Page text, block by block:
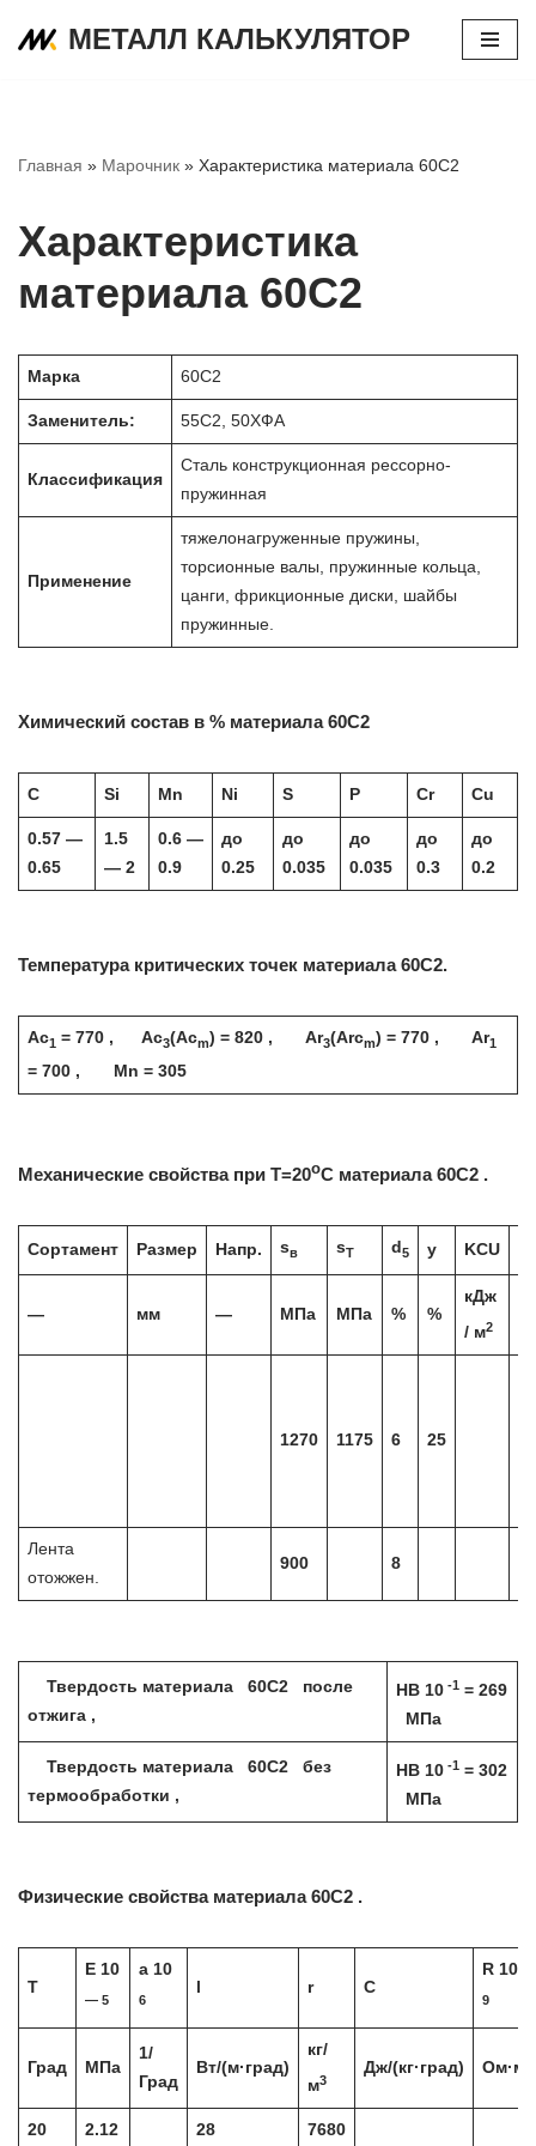
МЕТАЛЛ КАЛЬКУЛЯТОР
Главная » Марочник » Характеристика материала 60С2
Характеристика
материала 60С2
Марка 60С2
Заменитель: 55С2, 50ХФА
Классификация
Сталь конструкционная рессорно-
пружинная
Применение
тяжелонагруженные пружины,
торсионные валы, пружинные кольца,
цанги, фрикционные диски, шайбы
пружинные.
Химический состав в % материала 60С2
C Si Mn Ni S P Cr Cu
0.57 —
0.65
1.5
— 2
0.6 —
0.9
до
0.25
до
0.035
до
0.035
до
0.3
до
0.2
Температура критических точек материала 60С2.
Ac1 = 770 , Ac3(Acm) = 820 , Ar3(Arcm) = 770 , Ar1
= 700 , Mn = 305
Механические свойства при Т=20oС материала 60С2 .
Сортамент Размер Напр. sв sT d 5 y KCU
— мм — МПа МПа % %
кДж
/ м2
1270 1175 6 25
Лента
отожжен.
900 8
Твердость материала 60С2 после
отжига ,
HB 10 -1= 269
МПа
Твердость материала 60С2 без
термообработки ,
HB 10 -1= 302
МПа
Физические свойства материала 60С2 .
T
E 10
— 5
a 10
6
r C
R 10
9
Град МПа
1/
Град
Вт/(м·град)
кг/
м3
Дж/(кг·град) Ом·м
20 2.12 28 7680